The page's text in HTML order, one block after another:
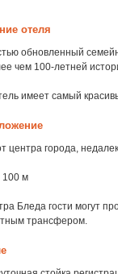
отеля
обновленный
чем 100-летней
имеет самый
центра города,
100 м
Бледа гости могут
трансфером.